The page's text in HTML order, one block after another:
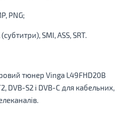
PNG;
SMI, ASS, SRT.
тюнер Vinga L49FHD20B
DVB-S2 і DVB-С для кабельних,